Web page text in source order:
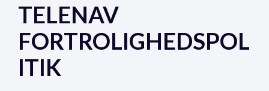
TELENAV
FORTROLIGHEDSPOL
ITIK